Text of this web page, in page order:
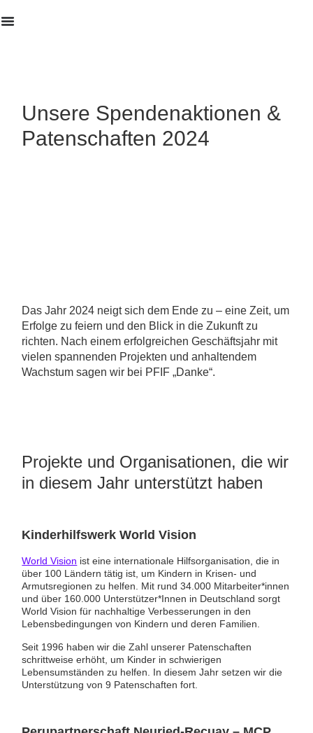
Unsere Spendenaktionen &
Patenschaften 2024
Das Jahr 2024 neigt sich dem Ende zu – eine Zeit, um
Erfolge zu feiern und den Blick in die Zukunft zu
richten. Nach einem erfolgreichen Geschäftsjahr mit
vielen spannenden Projekten und anhaltendem
Wachstum sagen wir bei PFIF „Danke“.
Projekte und Organisationen, die wir
in diesem Jahr unterstützt haben
Kinderhilfswerk World Vision
World Vision ist eine internationale Hilfsorganisation, die in
über 100 Ländern tätig ist, um Kindern in Krisen- und
Armutsregionen zu helfen. Mit rund 34.000 Mitarbeiter*innen
und über 160.000 Unterstützer*Innen in Deutschland sorgt
World Vision für nachhaltige Verbesserungen in den
Lebensbedingungen von Kindern und deren Familien.
Seit 1996 haben wir die Zahl unserer Patenschaften
schrittweise erhöht, um Kinder in schwierigen
Lebensumständen zu helfen. In diesem Jahr setzen wir die
Unterstützung von 9 Patenschaften fort.